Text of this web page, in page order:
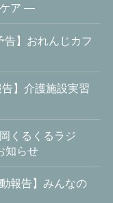
ケア ―
告】おれんじカフ
】介護施設実習
くるくるラジ
知らせ
報告】みんなの